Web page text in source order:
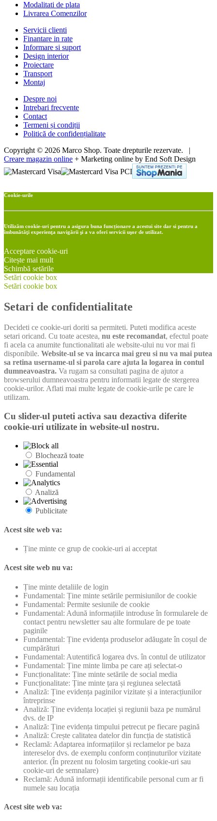
Modalitati de plata
Livrarea Comenzilor
Servicii clienti
Finantare in rate
Informare si suport
Design interior
Proiectare
Transport
Montaj
Despre noi
Intrebari frecvente
Contact
Termeni și condiții
Politică de confidențialitate
Copyright © 2026 Marco Shop. Toate drepturile rezervate. |
Creare magazin online + Marketing online by End Soft Design
Cookie-urile
Utilizăm cookie-uri pentru a asigura buna funcționare a acestui site dar si pentru a
îmbunătăţi experienţa navigării şi a va oferi servicii uşor de utilizat.
Acceptare cookie-uri
Citește mai mult
Schimbă setările
Setări cookie box
Setări cookie box
Setari de confidentialitate
Decideti ce cookie-uri doriti sa permiteti. Puteti modifica aceste
setari oricand. Cu toate acestea, nu este recomandat, efectul poate
fi acela ca anumite functionalitati ale website-ului nu vor mai fi
disponibile. Website-ul se va incarca mai greu si nu va mai putea
sa retina username-ul si parola care ajuta la logarea in contul
dumneavoastra. Va rugam sa consultati pagina de ajutor a
browserului dumneavoastra pentru informatii legate de stergerea
cookie-urilor. Aflati mai multe legate de cookie-urile pe care le
utilizam.
Cu slider-ul puteti activa sau dezactiva diferite
cookie-uri utilizate in website-ul nostru.
Blochează toate
Fundamental
Analiză
Publicitate
Acest site web va:
Ține minte ce grup de cookie-uri ai acceptat
Acest site web nu va:
Ține minte detaliile de login
Fundamental: Ține minte setările permisiunilor de cookie
Fundamental: Permite sesiunile de cookie
Fundamental: Adună informațiile introduse în formularele de
contact pentru newsletter sau alte formulare de pe toate
paginile
Fundamental: Ține evidența produselor adăugate în coșul de
cumpărături
Fundamental: Autentifică logarea dvs. în contul de utilizator
Fundamental: Ține minte limba pe care ați selectat-o
Funcționalitate: Ține minte setările de social media
Funcționalitate: Ține minte țara și regiunea selectată
Analiză: Ține evidența paginilor vizitate și a interacțiunilor
întreprinse
Analiză: Ține evidența locației și regiunii baza pe numărul
dvs. de IP
Analiză: Ține evidența timpului petrecut pe fiecare pagină
Analiză: Crește calitatea datelor din funcția de statistică
Reclamă: Adaptarea informațiilor și reclamelor pe baza
intereselor dvs. de exemplu conform conținuturilor vizitate
anterior. (În prezent nu folosim targeting cookie-uri sau
cookie-uri de semnalare)
Reclamă: Adună informații identificabile personal cum ar fi
numele sau locația
Acest site web va: